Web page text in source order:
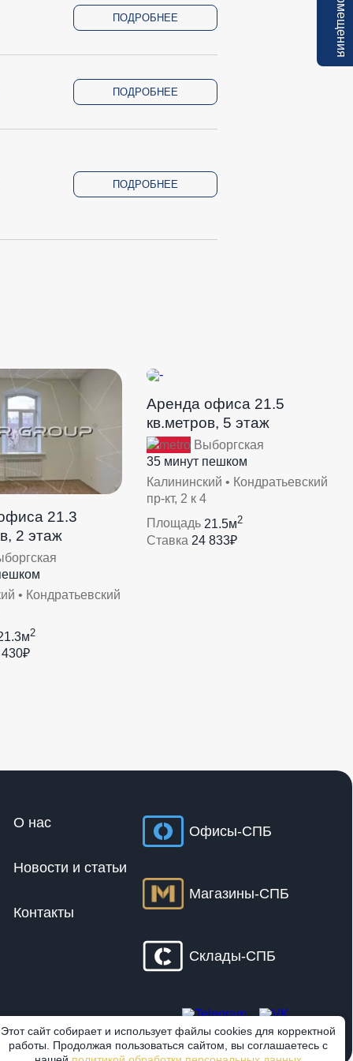
ПОДРОБНЕЕ
ПОДРОБНЕЕ
ПОДРОБНЕЕ
21.3
2 этаж
• Кондратьевский
2
Аренда офиса 21.5
кв.метров, 5 этаж
Выборгская
35 минут пешком
Калининский • Кондратьевский
пр-кт, 2 к 4
Площадь 21.5м2
Ставка 24 833₽
О нас
Новости и статьи
Контакты
Офисы-СПБ
Магазины-СПБ
Склады-СПБ
Этот сайт собирает и использует файлы cookies для корректной
работы. Продолжая пользоваться сайтом, вы соглашаетесь с